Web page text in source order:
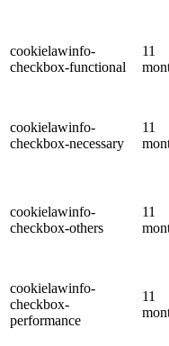
cookielawinfo-
checkbox-functional
11
cookielawinfo-
checkbox-necessary
11
cookielawinfo-
checkbox-others
11
cookielawinfo-
checkbox-
performance
11